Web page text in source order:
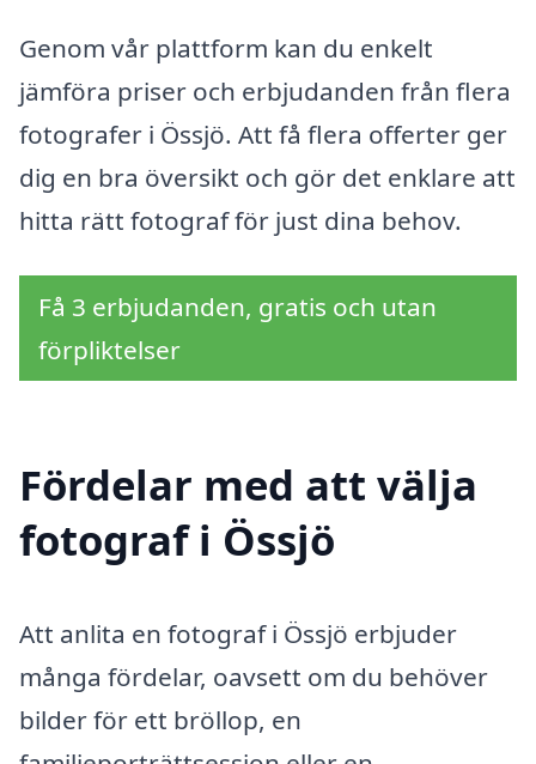
Genom vår plattform kan du enkelt
jämföra priser och erbjudanden från flera
fotografer i Össjö. Att få flera offerter ger
dig en bra översikt och gör det enklare att
hitta rätt fotograf för just dina behov.
Få 3 erbjudanden, gratis och utan
förpliktelser
Fördelar med att välja
fotograf i Össjö
Att anlita en fotograf i Össjö erbjuder
många fördelar, oavsett om du behöver
bilder för ett bröllop, en